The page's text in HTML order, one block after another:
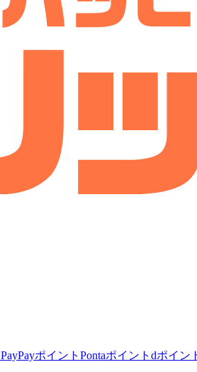
PayPayポイント Pontaポイント dポイン